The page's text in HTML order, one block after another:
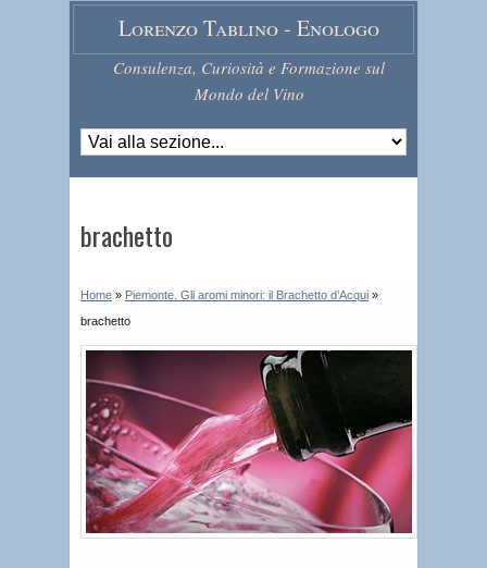
Lorenzo Tablino - Enologo
Consulenza, Curiosità e Formazione sul
Mondo del Vino
brachetto
Home » Piemonte. Gli aromi minori: il Brachetto d’Acqui »
brachetto